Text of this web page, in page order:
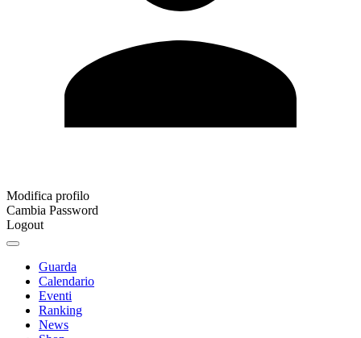
Modifica profilo
Cambia Password
Logout
Guarda
Calendario
Eventi
Ranking
News